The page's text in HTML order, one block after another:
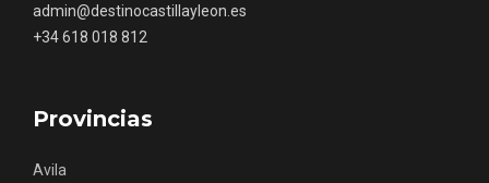
admin@destinocastillayleon.es
+34 618 018 812
Provincias
Avila